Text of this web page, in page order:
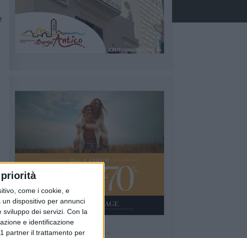
come i cookie, e
dispositivo per annunci
dei servizi. Con la
e identificazione
partner il trattamento per